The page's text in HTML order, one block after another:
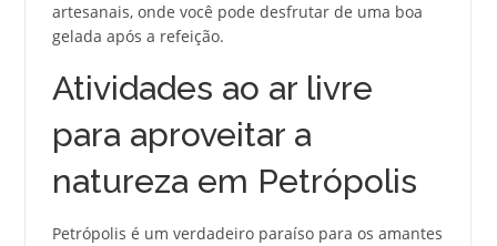
artesanais, onde você pode desfrutar de uma boa
gelada após a refeição.
Atividades ao ar livre
para aproveitar a
natureza em Petrópolis
Petrópolis é um verdadeiro paraíso para os amantes